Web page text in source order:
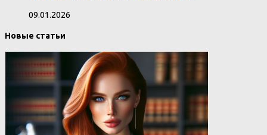
09.01.2026
Новые статьи